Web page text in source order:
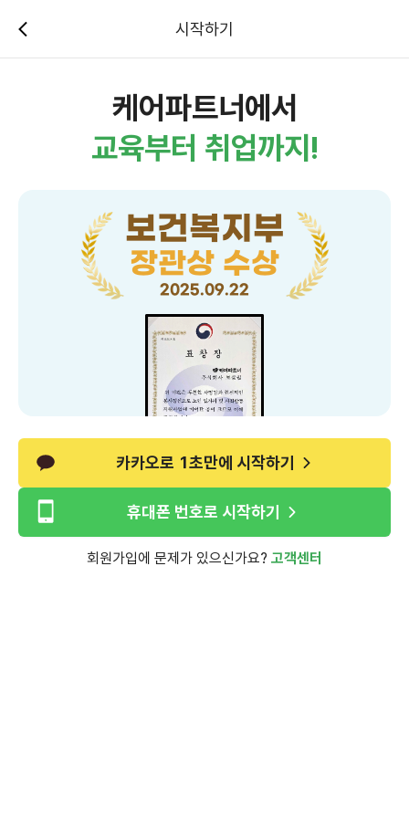
시작하기
케어파트너에서
교육부터 취업까지!
보건복지부
장관상 수상
2025.09.22
카카오로 1초만에 시작하기
휴대폰 번호로 시작하기
회원가입에 문제가 있으신가요? 고객센터